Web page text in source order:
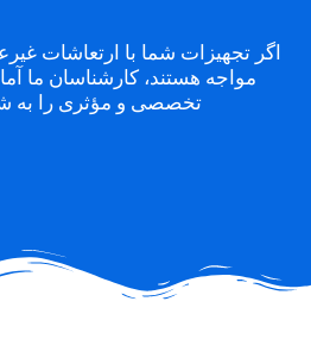
اگر تجهیزات شما با ارتعاشات
مواجه هستند، کارشناسان ما
تخصصی و مؤثری را به